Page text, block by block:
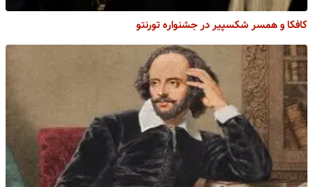
کافکا و همسر شکسپیر در جشنواره تورنتو